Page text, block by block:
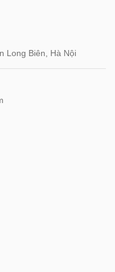
Long Biên, Hà Nội